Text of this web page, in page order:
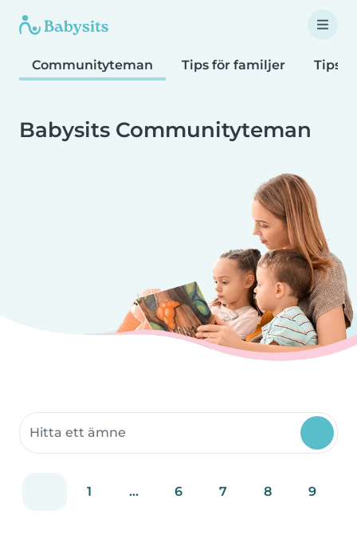
Communityteman Tips för familjer Tips
Babysits Communityteman
Sök communityteman
1 ... 6 7 8 9